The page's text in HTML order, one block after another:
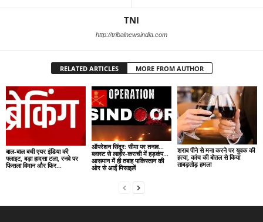
TNI
http://tribalnewsindia.com
RELATED ARTICLES MORE FROM AUTHOR
बाल-बाल बची एयर इंडिया की
फ्लाइट, बड़ा हादसा टला, रनवे पर
फिसला विमान और फिर…
ऑपरेशन सिंदूर: सीमा पर तनाव…
ब्लास्ट से लाहौर-कराची में हड़कंप…
आसमान में ही तबाह पाकिस्तान की
ओर से आईं मिसाइलें
शराब पीने से मना करने पर युवक की
हत्या, कांच की बोतल से किया
ताबड़तोड़ हमला